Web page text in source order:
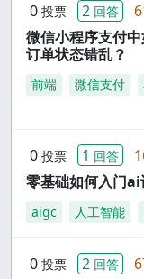
0 投票 2 回答
微信小程序支付
订单状态错乱？
前端 微信支付
0 投票 1 回答
零基础如何入门ai
aigc 人工智能
0 投票 2 回答